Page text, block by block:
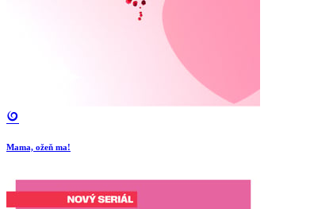
Mama, ožeň ma!